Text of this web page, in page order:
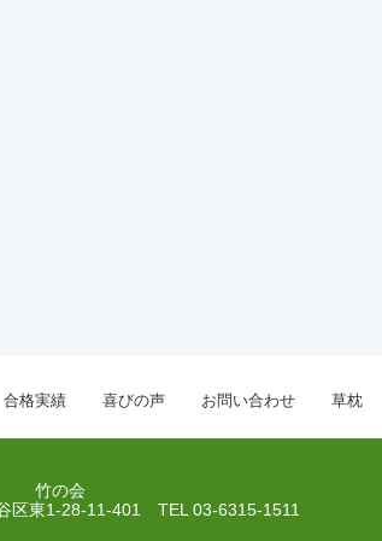
合格実績 喜びの声 お問い合わせ 草枕
竹の会
区東1-28-11-401 TEL 03-6315-1511